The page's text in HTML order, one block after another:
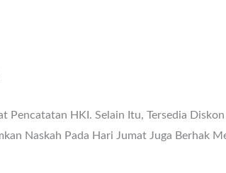
HKI. Selain Itu, Tersedia
Naskah Pada Hari Jumat Juga Berhak